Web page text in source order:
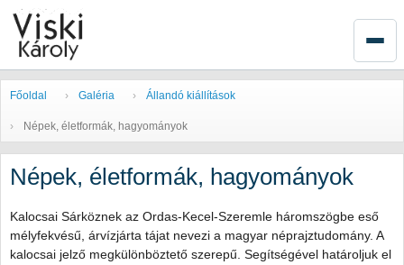
Főoldal Galéria Állandó kiállítások
Népek, életformák, hagyományok
Népek, életformák, hagyományok
Kalocsai Sárköznek az Ordas-Kecel-Szeremle háromszögbe eső
mélyfekvésű, árvízjárta tájat nevezi a magyar néprajztudomány. A
kalocsai jelző megkülönböztető szerepű. Segítségével határoljuk el